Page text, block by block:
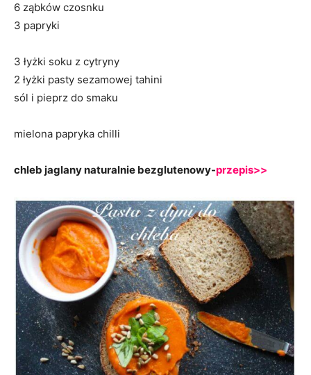
6 ząbków czosnku
3 papryki
3 łyżki soku z cytryny
2 łyżki pasty sezamowej tahini
sól i pieprz do smaku
mielona papryka chilli
chleb jaglany naturalnie bezglutenowy-przepis>>